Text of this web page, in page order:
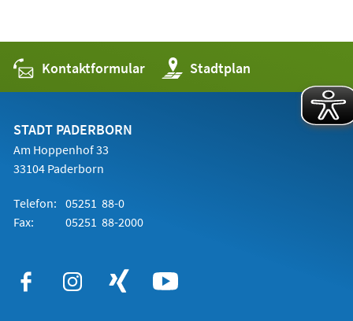
Kontaktformular Stadtplan
(Öffnet
in
einem
STADT PADERBORN
Am Hoppenhof 33
33104 Paderborn
Telefon: 05251 88-0
Fax:
05251 88-2000